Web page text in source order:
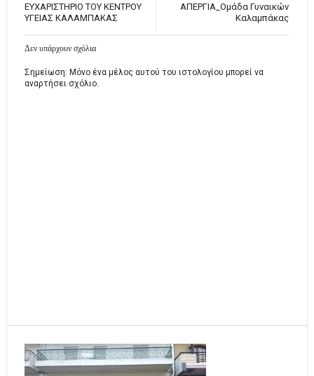
ΑΠΕΡΓΙΑ_Ομάδα Γυναικών
Καλαμπάκας
ΕΥΧΑΡΙΣΤΗΡΙΟ ΤΟΥ ΚΕΝΤΡΟΥ
ΥΓΕΙΑΣ ΚΑΛΑΜΠΑΚΑΣ
Δεν υπάρχουν σχόλια
Σημείωση: Μόνο ένα μέλος αυτού του ιστολογίου μπορεί να
αναρτήσει σχόλιο.